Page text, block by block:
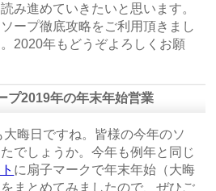
み進めていきたいと思います。
ープ徹底攻略をご利用頂きまし
2020年もどうぞよろしくお願
2019年の年末年始営業
晦日ですね。皆様の今年のソ
でしょうか。今年も例年と同じ
に扇子マークで年末年始（大晦
まとめてみましたので、ぜひご